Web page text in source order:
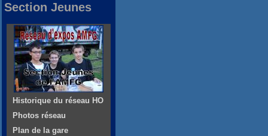
Section Jeunes
Historique du réseau HO
Photos réseau
Plan de la gare